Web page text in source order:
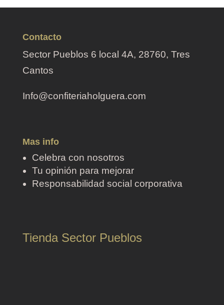
Contacto
Sector Pueblos 6 local 4A, 28760, Tres
Cantos
Info@confiteriaholguera.com
Mas info
Celebra con nosotros
Tu opinión para mejorar
Responsabilidad social corporativa
Tienda Sector Pueblos